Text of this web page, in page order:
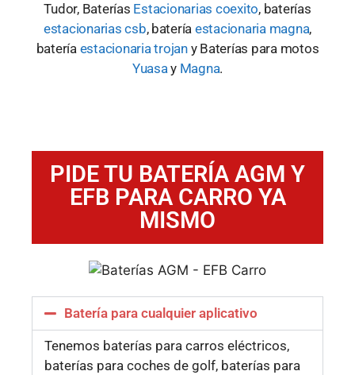
Tudor, Baterías Estacionarias coexito, baterías
estacionarias csb, batería estacionaria magna,
batería estacionaria trojany Baterías para motos
Yuasay Magna.
PIDE TU BATERÍA AGM Y
EFB PARA CARRO YA
MISMO
Batería para cualquier aplicativo
Tenemos baterías para carros eléctricos,
baterías para coches de golf, baterías para